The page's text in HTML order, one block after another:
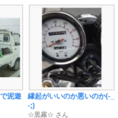
泥遊
縁起がいいのか悪いのか(-_
-;)
☆黒霧☆ さん